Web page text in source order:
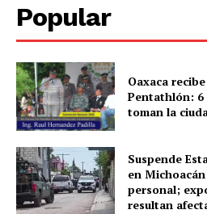
Yucatán
Sociedad y Negocios
Policíacas
Deportes
Política
Popular
Oaxaca
Pentathlón: 6
toman la
Suspende
en
personal;
resultan